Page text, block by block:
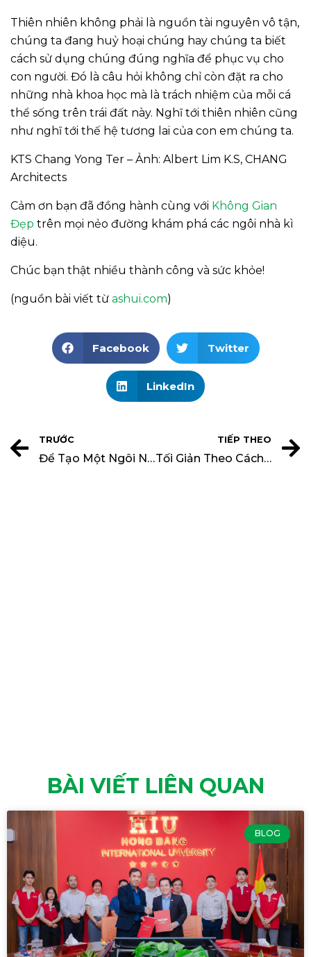
Thiên nhiên không phải là nguồn tài nguyên vô tận,
chúng ta đang huỷ hoại chúng hay chúng ta biết
cách sử dụng chúng đúng nghĩa để phục vụ cho
con người. Đó là câu hỏi không chỉ còn đặt ra cho
những nhà khoa học mà là trách nhiệm của mỗi cá
thể sống trên trái đất này. Nghĩ tới thiên nhiên cũng
như nghĩ tới thế hệ tương lai của con em chúng ta.
KTS Chang Yong Ter – Ảnh: Albert Lim K.S, CHANG
Architects
Cảm ơn bạn đã đồng hành cùng với Không Gian
Đẹp trên mọi nẻo đường khám phá các ngôi nhà kì
diệu.
Chúc bạn thật nhiều thành công và sức khỏe!
(nguồn bài viết từ ashui.com)
Facebook Twitter
LinkedIn
TRƯỚC
Để Tạo Một Ngôi Nhà Gợi Cảm
TIẾP THEO
Tối Giản Theo Cách Tự Nhiên
BÀI VIẾT LIÊN QUAN
BLOG